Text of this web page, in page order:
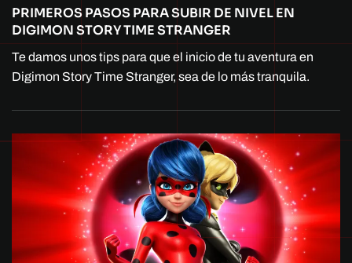
PRIMEROS PASOS PARA SUBIR DE NIVEL EN
DIGIMON STORY TIME STRANGER
Te damos unos tips para que el inicio de tu aventura en
Digimon Story Time Stranger, sea de lo más tranquila.